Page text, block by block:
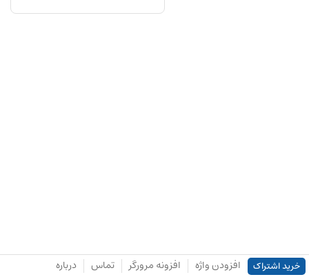
خرید اشتراک افزودن واژه افزونه مرورگر تماس درباره